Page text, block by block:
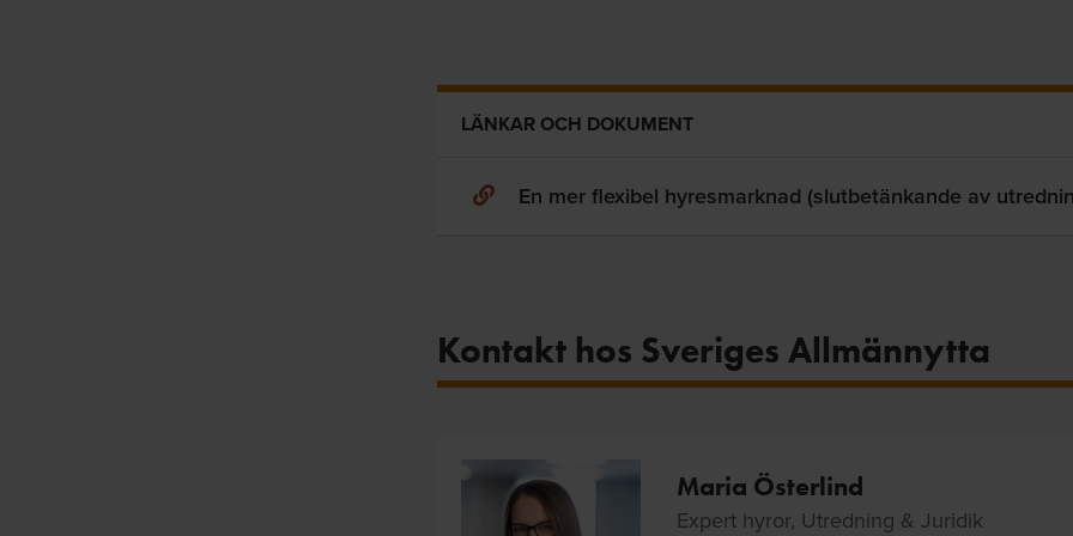
LÄNKAR OCH DOKUMENT
En mer flexibel hyresmarknad (slutbetänkande av
Kontakt hos Sveriges Allmännytta
Maria Österlind
Expert hyror, Utredning & Juridik